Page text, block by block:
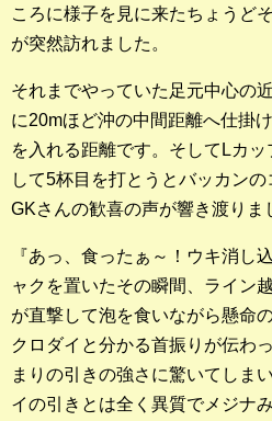
ころに様子を見に来たちょうど
が突然訪れました。
それまでやっていた足元中心の
に20mほど沖の中間距離へ仕掛
を入れる距離です。そしてLカ
して5杯目を打とうとバッカンの
GKさんの歓喜の声が響き渡りま
『あっ、食ったぁ～！ウキ消し
ャクを置いたその瞬間、ライン
が直撃して泡を食いながら懸命
クロダイと分かる首振りが伝わ
まりの引きの強さに驚いてしま
イの引きとは全く異質でメジナ